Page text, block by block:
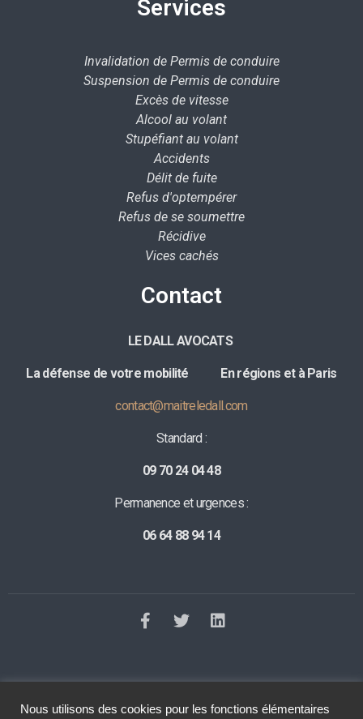
Services
Invalidation de Permis de conduire
Suspension de Permis de conduire
Excès de vitesse
Alcool au volant
Stupéfiant au volant
Accidents
Délit de fuite
Refus d'optempérer
Refus de se soumettre
Récidive
Vices cachés
Contact
LE DALL AVOCATS
La défense de votre mobilité En régions et à Paris
contact@maitreledall.com
Standard :
09 70 24 04 48
Permanence et urgences :
06 64 88 94 14
Nous utilisons des cookies pour les fonctions élémentaires